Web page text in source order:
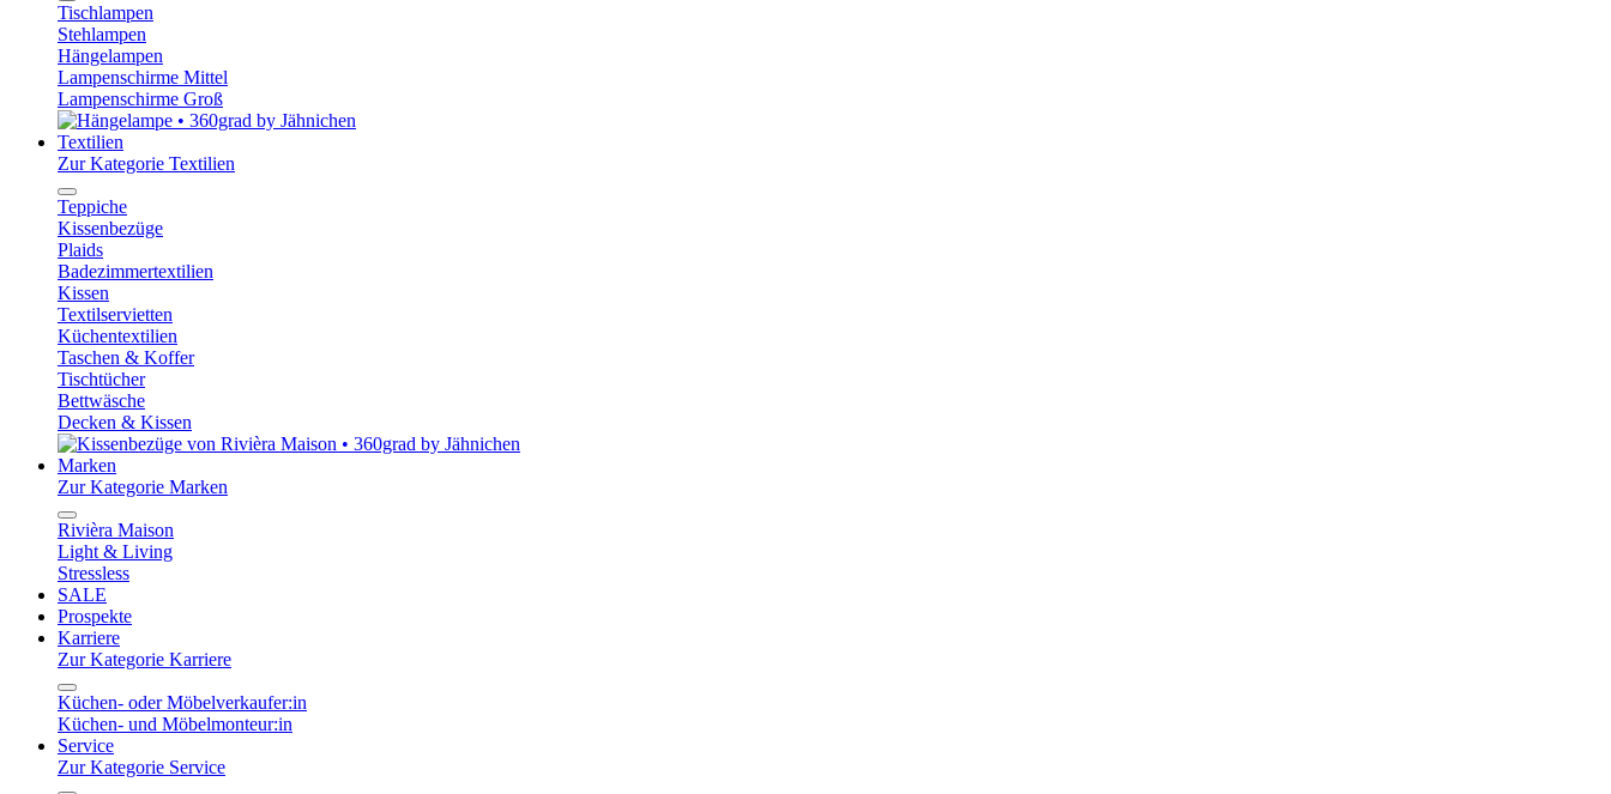
Tischlampen
Stehlampen
Hängelampen
Lampenschirme Mittel
Lampenschirme Groß
Textilien
Zur Kategorie Textilien
Teppiche
Kissenbezüge
Plaids
Badezimmertextilien
Kissen
Textilservietten
Küchentextilien
Taschen & Koffer
Tischtücher
Bettwäsche
Decken & Kissen
Marken
Zur Kategorie Marken
Rivièra Maison
Light & Living
Stressless
SALE
Prospekte
Karriere
Zur Kategorie Karriere
Küchen- oder Möbelverkaufer:in
Küchen- und Möbelmonteur:in
Service
Zur Kategorie Service